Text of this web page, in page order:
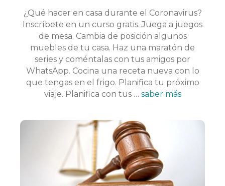
¿Qué hacer en casa durante el Coronavirus?
Inscríbete en un curso gratis. Juega a juegos
de mesa. Cambia de posición algunos
muebles de tu casa. Haz una maratón de
series y coméntalas con tus amigos por
WhatsApp. Cocina una receta nueva con lo
que tengas en el frigo. Planifica tu próximo
viaje. Planifica con tus … saber más